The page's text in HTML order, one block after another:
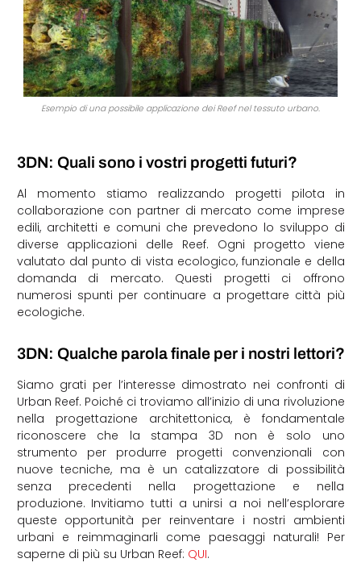
Esempio di una possibile applicazione dei Reef nel tessuto urbano.
3DN: Quali sono i vostri progetti futuri?
Al momento stiamo realizzando progetti pilota in
collaborazione con partner di mercato come imprese
edili, architetti e comuni che prevedono lo sviluppo di
diverse applicazioni delle Reef. Ogni progetto viene
valutato dal punto di vista ecologico, funzionale e della
domanda di mercato. Questi progetti ci offrono
numerosi spunti per continuare a progettare città più
ecologiche.
3DN: Qualche parola finale per i nostri lettori?
Siamo grati per l’interesse dimostrato nei confronti di
Urban Reef. Poiché ci troviamo all’inizio di una rivoluzione
nella progettazione architettonica, è fondamentale
riconoscere che la stampa 3D non è solo uno
strumento per produrre progetti convenzionali con
nuove tecniche, ma è un catalizzatore di possibilità
senza precedenti nella progettazione e nella
produzione. Invitiamo tutti a unirsi a noi nell’esplorare
queste opportunità per reinventare i nostri ambienti
urbani e reimmaginarli come paesaggi naturali! Per
saperne di più su Urban Reef: QUI.